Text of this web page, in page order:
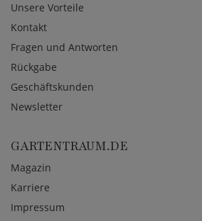
Unsere Vorteile
Kontakt
Fragen und Antworten
Rückgabe
Geschäftskunden
Newsletter
GARTENTRAUM.DE
Magazin
Karriere
Impressum